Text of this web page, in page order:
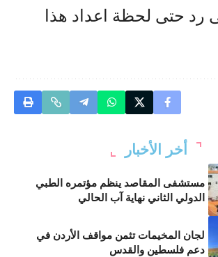
رد حتى لحظة اعداد هذا
أخر الأخبار
مستشفى المقاصد ينظم مؤتمره الطبي
الدولي الثاني نهاية آب الحالي
لجان المخيمات تثمن مواقف الأردن في
دعم فلسطين والقدس